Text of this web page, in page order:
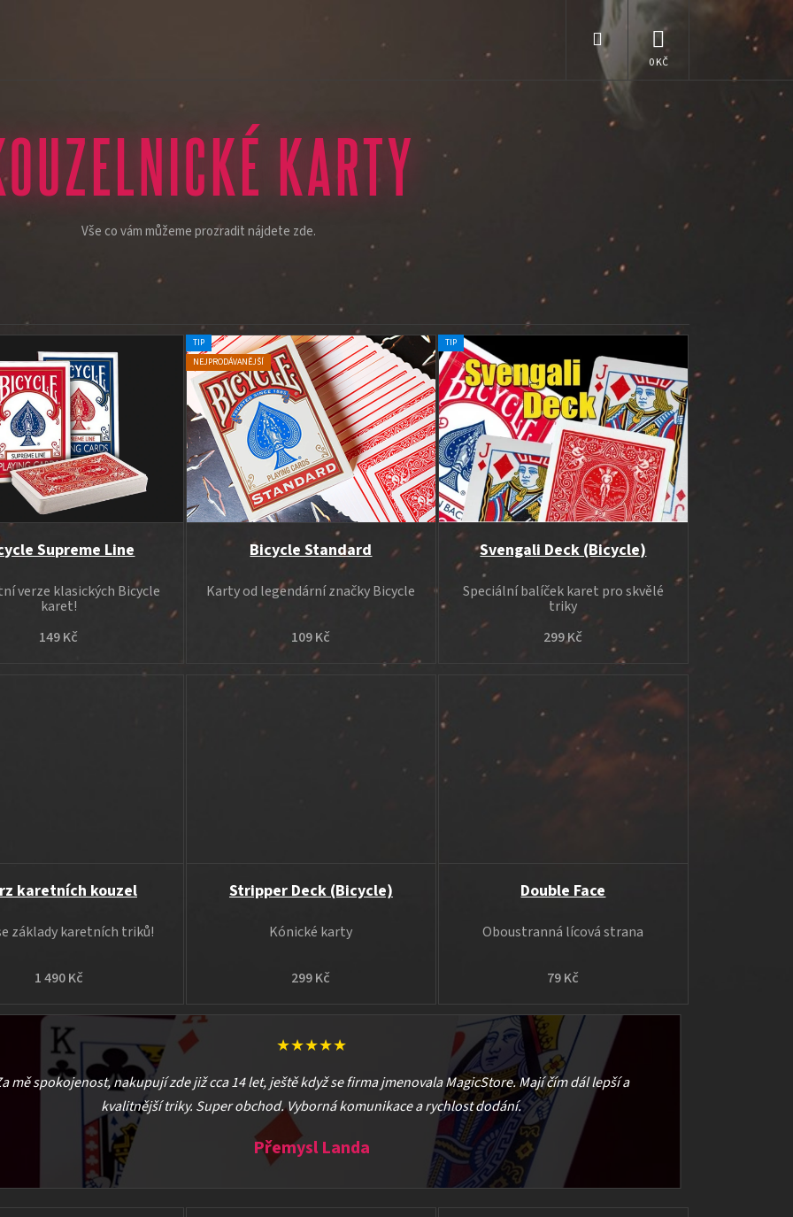
Hledat NÁKUPNÍ
KOŠÍK
KARTY
Vše co vám můžeme prozradit nájdete zde.
Supreme Line
149 Kč
verze klasických Bicycle
karet!
TIP
NEJPRODÁVANĚJŠÍ
Bicycle Standard
109 Kč
Karty od legendární značky Bicycle
TIP
Svengali Deck (Bicycle)
299 Kč
Speciální balíček karet pro skvělé
triky
karetních kouzel
1 490 Kč
základy karetních triků!
Stripper Deck (Bicycle)
299 Kč
Kónické karty
Double Face
79 Kč
Oboustranná lícová strana
★★★★★
mě spokojenost, nakupují zde již cca 14 let, ještě když se firma jmenovala MagicStore. Mají čím dál lepší a
kvalitnější triky. Super obchod. Vyborná komunikace a rychlost dodání.
Přemysl Landa